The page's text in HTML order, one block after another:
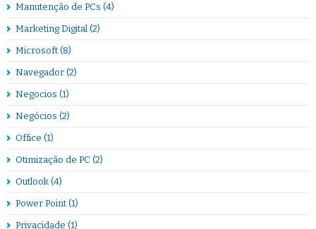
Manutenção de PCs (4)
Marketing Digital (2)
Microsoft (8)
Navegador (2)
Negocios (1)
Negócios (2)
Office (1)
Otimização de PC (2)
Outlook (4)
Power Point (1)
Privacidade (1)